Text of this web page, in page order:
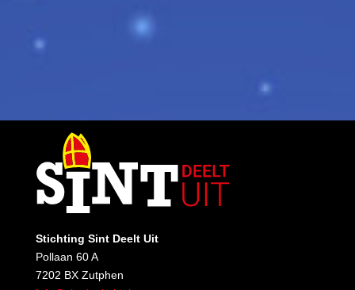
Stichting Sint Deelt Uit
Pollaan 60 A
7202 BX Zutphen